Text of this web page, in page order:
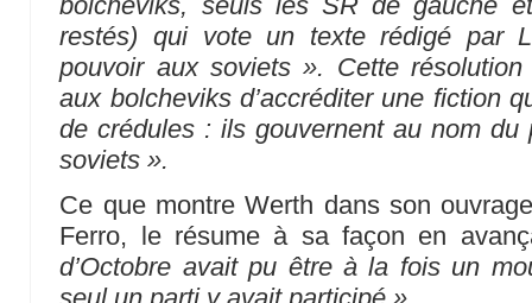
restés) qui vote un texte rédigé par
pouvoir aux soviets ». Cette
aux bolcheviks d’accréditer une fiction
de crédules : ils gouvernent au nom
soviets ».
Ce que montre Werth dans son
Ferro, le résume à sa façon en
d’Octobre avait pu être à la fois un